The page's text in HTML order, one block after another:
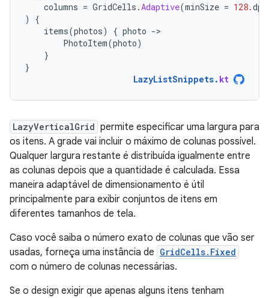
columns = GridCells .Adaptive(minSize = 128.dp
)
{
items(photos) { photo -
PhotoItem(photo)
}
}
LazyListSnippets. kt
LazyVerticalGrid permite especificar uma largura para
os itens. A grade vai incluir o máximo de colunas possível.
Qualquer largura restante é distribuída igualmente entre
as colunas depois que a quantidade é calculada. Essa
maneira adaptável de dimensionamento é útil
principalmente para exibir conjuntos de itens em
diferentes tamanhos de tela.
Caso você saiba o número exato de colunas que vão ser
usadas, forneça uma instância de GridCells.Fixed
com o número de colunas necessárias.
Se o design exigir que apenas alguns itens tenham